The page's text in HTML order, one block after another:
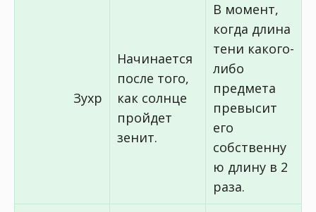
Зухр
Начинается
после того,
как солнце
пройдет
зенит.
В момент,
когда длина
тени какого-
либо
предмета
превысит
его
собственну
ю длину в 2
раза.